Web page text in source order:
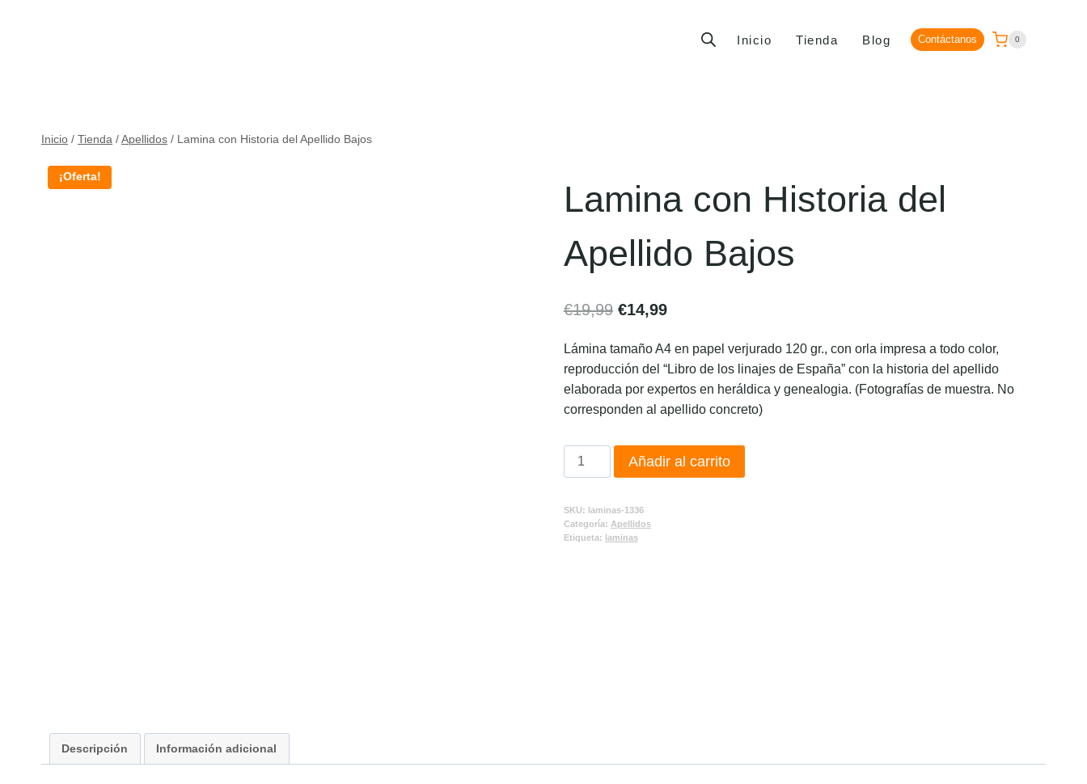
Inicio Tienda Blog Contáctanos 0
Inicio / Tienda / Apellidos / Lamina con Historia del Apellido Bajos
¡Oferta!
Lamina con Historia del
Apellido Bajos
€19,99 €14,99
Lámina tamaño A4 en papel verjurado 120 gr., con orla impresa a todo color,
reproducción del “Libro de los linajes de España” con la historia del apellido
elaborada por expertos en heráldica y genealogia. (Fotografías de muestra. No
corresponden al apellido concreto)
Añadir al carrito
SKU: laminas-1336
Categoría: Apellidos
Etiqueta: laminas
Descripción Información adicional